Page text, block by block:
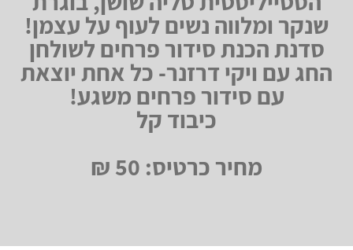
שנקר ומלווה נשים לעוף על עצמן!
סדנת הכנת סידור פרחים לשולחן
החג עם ויקי דרזנר- כל אחת יוצאת
עם סידור פרחים משגע!
כיבוד קל
מחיר כרטיס: 50 ₪